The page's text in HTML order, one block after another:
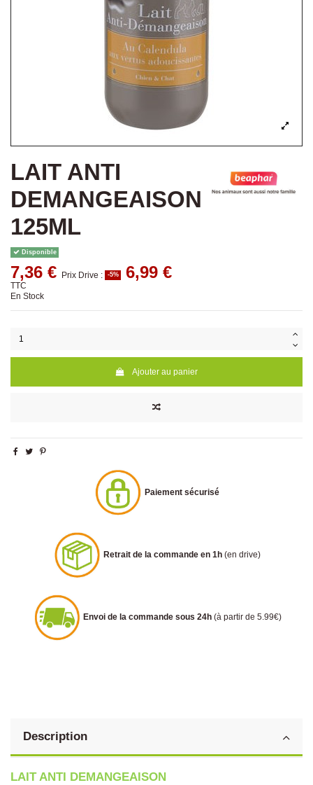
LAIT ANTI
DEMANGEAISON
125ML
Disponible
7,36 € Prix Drive : -5% 6,99 €
TTC
En Stock
Ajouter au panier
Paiement sécurisé
Retrait de la commande en 1h (en drive)
Envoi de la commande sous 24h (à partir de 5.99€)
Description
LAIT ANTI DEMANGEAISON